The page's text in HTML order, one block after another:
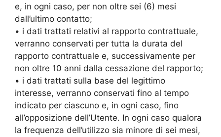
e, in ogni caso, per non oltre sei (6) mesi
dall’ultimo contatto;
• i dati trattati relativi al rapporto contrattuale,
verranno conservati per tutta la durata del
rapporto contrattuale e, successivamente per
non oltre 10 anni dalla cessazione del rapporto;
• i dati trattati sulla base del legittimo
interesse, verranno conservati fino al tempo
indicato per ciascuno e, in ogni caso, fino
all’opposizione dell’Utente. In ogni caso qualora
la frequenza dell’utilizzo sia minore di sei mesi,